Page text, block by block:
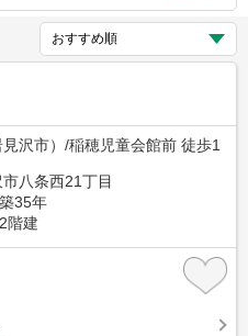
沢市）/稲穂児童会館前 徒歩1
八条西21丁目
築35年
2階建